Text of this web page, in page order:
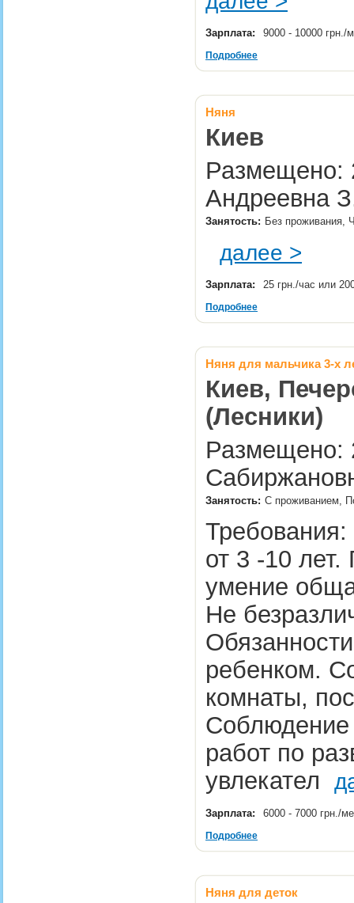
Зарплата: 9000 - 10000 грн./
Подробнее
Няня
Киев
Размещено:
Андреевна
Занятость: Без проживания,
далее >
Зарплата: 25 грн./час или
Подробнее
Няня для мальчика 3-х
Киев,
(Лесники)
Размещено:
Занятость: С проживанием,
от 3 -10
умение
Не
ребенком.
комнаты,
работ по
увлекател
Зарплата: 6000 - 7000 грн./
Подробнее
Няня для деток